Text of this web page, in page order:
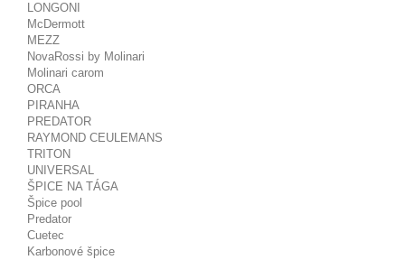
LONGONI
McDermott
MEZZ
NovaRossi by Molinari
Molinari carom
ORCA
PIRANHA
PREDATOR
RAYMOND CEULEMANS
TRITON
UNIVERSAL
ŠPICE NA TÁGA
Špice pool
Predator
Cuetec
Karbonové špice